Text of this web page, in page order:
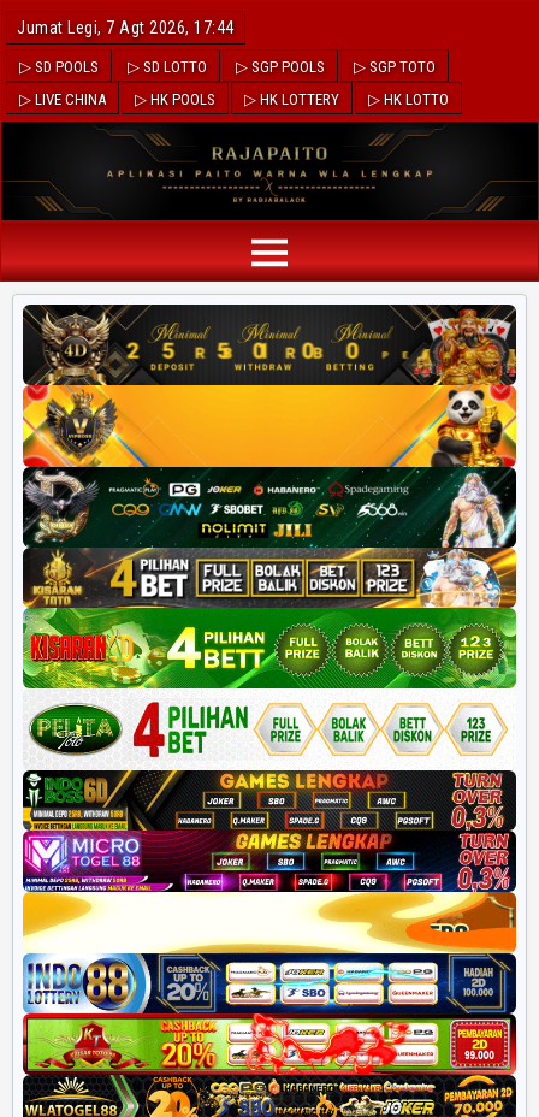
Jumat Legi, 7 Agt 2026, 17:44
▷ SD POOLS ▷ SD LOTTO ▷ SGP POOLS
▷ SGP TOTO
▷ LIVE CHINA
▷ HK POOLS ▷ HK LOTTERY ▷ HK LOTTO